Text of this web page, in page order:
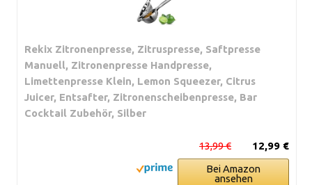
Rekix Zitronenpresse, Zitruspresse, Saftpresse
Manuell, Zitronenpresse Handpresse,
Limettenpresse Klein, Lemon Squeezer, Citrus
Juicer, Entsafter, Zitronenscheibenpresse, Bar
Cocktail Zubehör, Silber
12,99 €
13,99 €
Bei Amazon
ansehen